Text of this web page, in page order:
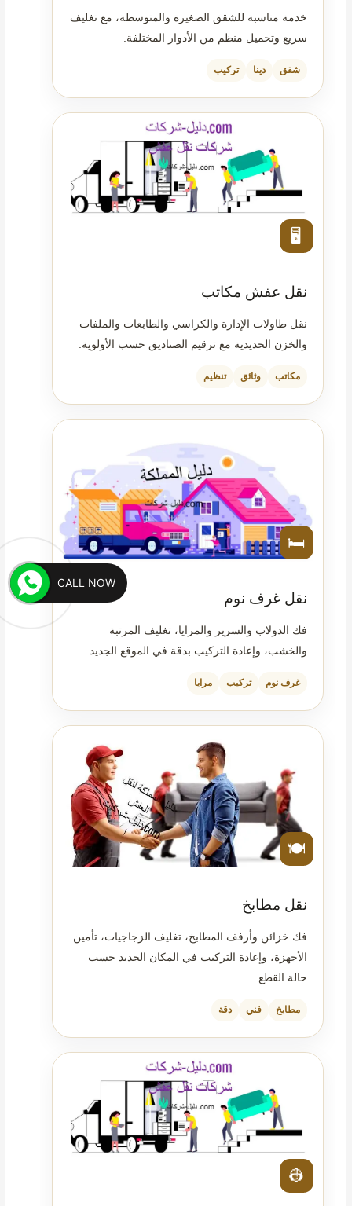
خدمة مناسبة للشقق الصغيرة والمتوسطة، مع تغليف
سريع وتحميل منظم من الأدوار المختلفة.
شقق دينا تركيب
🖥️
نقل عفش مكاتب
نقل طاولات الإدارة والكراسي والطابعات والملفات
والخزن الحديدية مع ترقيم الصناديق حسب الأولوية.
مكاتب وثائق تنظيم
🛏️
نقل غرف نوم
فك الدولاب والسرير والمرايا، تغليف المرتبة
والخشب، وإعادة التركيب بدقة في الموقع الجديد.
غرف نوم تركيب مرايا
🍽️
نقل مطابخ
فك خزائن وأرفف المطابخ، تغليف الزجاجيات، تأمين
الأجهزة، وإعادة التركيب في المكان الجديد حسب
حالة القطع.
مطابخ فني دقة
👷
CALL NOW